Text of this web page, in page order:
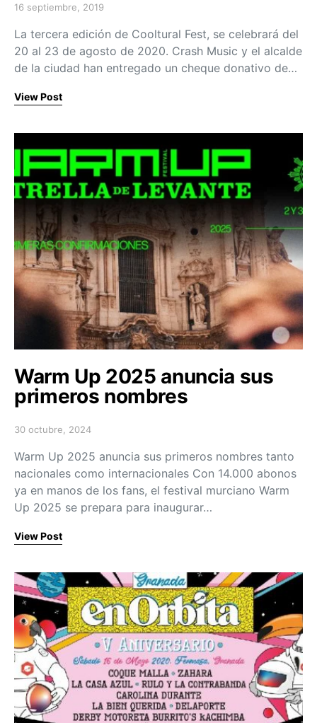
Posted on
16 septiembre, 2019
La tercera edición de Cooltural Fest, se celebrará del
20 al 23 de agosto de 2020. Crash Music y el alcalde
de la ciudad han entregado un cheque donativo de…
View Post
Warm Up 2025 anuncia sus
primeros nombres
Posted on
30 octubre, 2024
Warm Up 2025 anuncia sus primeros nombres tanto
nacionales como internacionales Con 14.000 abonos
ya en manos de los fans, el festival murciano Warm
Up 2025 se prepara para inaugurar…
View Post